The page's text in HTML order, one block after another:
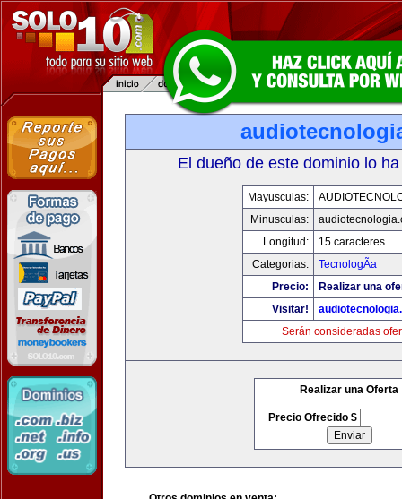
El dueño de este dominio lo
Mayusculas:
Minusculas:
Longitud:
15 caracteres
Categorias:
TecnologÃ­a
Precio:
Realizar una
Visitar!
Serán consideradas
Realizar una Oferta
Precio Ofrecido $